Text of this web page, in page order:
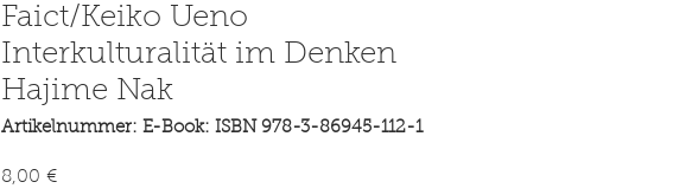
Faict/Keiko Ueno
Interkulturalität im Denken
Hajime Nak
Artikelnummer: E-Book: ISBN 978-3-86945-112-1
8,00 €Preis